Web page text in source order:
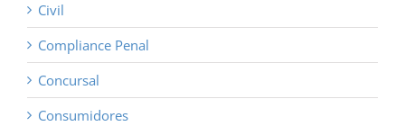
Civil
Compliance Penal
Concursal
Consumidores